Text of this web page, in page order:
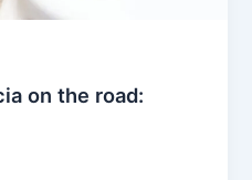
on the road: